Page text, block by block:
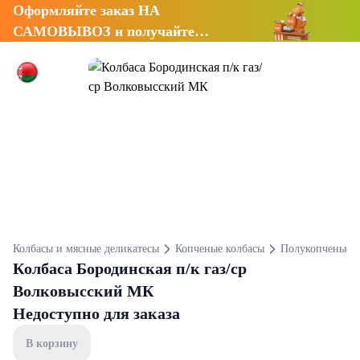
Оформляйте заказ НА
САМОВЫВОЗ и получайте
Колбасы и мясные деликатесы Копченые колбасы Полукопченые
Колбаса Бородинская п/к газ/ср
Волковысский МК
Недоступно для заказа
В корзину